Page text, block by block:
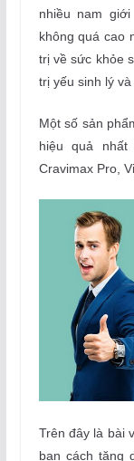
nhiều nam
không quá cao
trị về sức khỏe
trị yếu sinh lý
Một số sản
hiệu quả nhất
Cravimax Pro,
Trên đây là bài
bạn cách tăng